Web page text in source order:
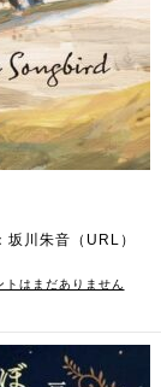
川朱音（URL）
トはまだありません